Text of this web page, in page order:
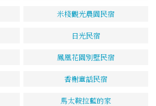
米棧觀光農園民宿
日光民宿
鳳凰花園別墅民宿
香榭童話民宿
馬太鞍拉藍的家